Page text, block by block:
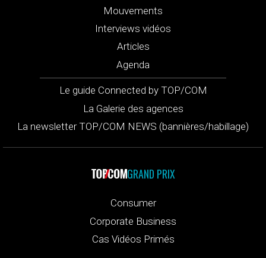
Mouvements
Interviews vidéos
Articles
Agenda
Le guide Connected by TOP/COM
La Galerie des agences
La newsletter TOP/COM NEWS (bannières/habillage)
GRAND PRIX
Consumer
Corporate Business
Cas Vidéos Primés